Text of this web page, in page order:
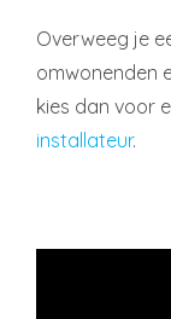
Overweeg je
omwonenden
kies dan voor
installateur.